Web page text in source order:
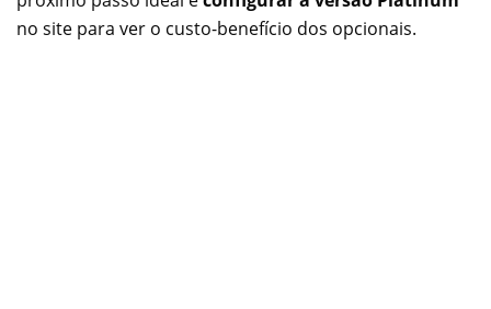
no site para ver o custo-benefício dos opcionais.